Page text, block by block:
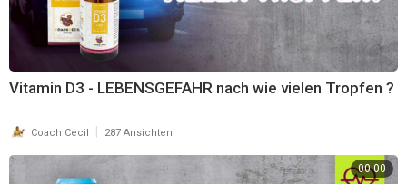
Vitamin D3 - LEBENSGEFAHR nach wie vielen Tropfen ?
Coach Cecil 287 Ansichten
00:00